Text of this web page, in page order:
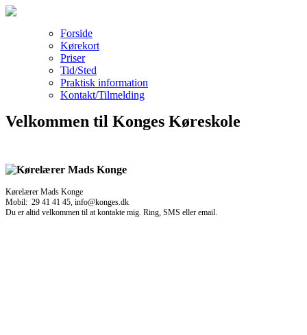
Forside
Kørekort
Priser
Tid/Sted
Praktisk information
Kontakt/Tilmelding
Velkommen til Konges Køreskole
Kørelærer Mads Konge
Mobil: 29 41 41 45, info@konges.dk
Du er altid velkommen til at kontakte mig. Ring, SMS eller email.